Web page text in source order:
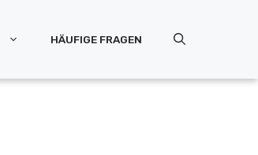
HÄUFIGE FRAGEN